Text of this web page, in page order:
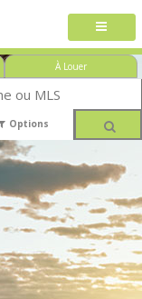
À Louer
Options